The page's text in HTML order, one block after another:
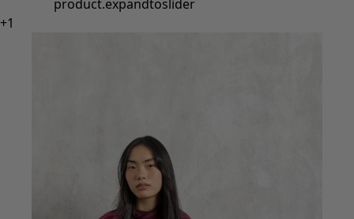
product.expandtoslider
+1